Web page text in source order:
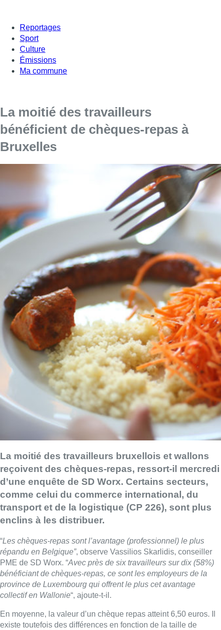
Reportages
Sport
Culture
Émissions
Ma commune
La moitié des travailleurs
bénéficient de chèques-repas à
Bruxelles
La moitié des travailleurs bruxellois et wallons
reçoivent des chèques-repas, ressort-il mercredi
d’une enquête de SD Worx. Certains secteurs,
comme celui du commerce international, du
transport et de la logistique (CP 226), sont plus
enclins à les distribuer.
“Les chèques-repas sont l’avantage (professionnel) le plus
répandu en Belgique”, observe Vassilios Skarlidis, conseiller
PME de SD Worx. “Avec près de six travailleurs sur dix (58%)
bénéficiant de chèques-repas, ce sont les employeurs de la
province de Luxembourg qui offrent le plus cet avantage
collectif en Wallonie“, ajoute-t-il.
En moyenne, la valeur d’un chèque repas atteint 6,50 euros. Il
existe toutefois des différences en fonction de la taille de